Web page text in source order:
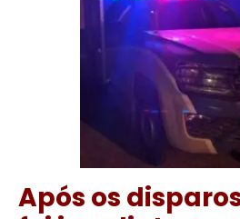
Após os